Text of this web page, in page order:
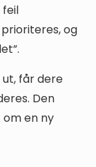
feil
og
får dere
Den
en ny